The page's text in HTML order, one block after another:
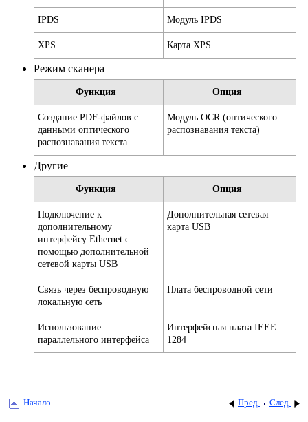
IPDS Модуль IPDS
XPS Карта XPS
Режим сканера
Функция Опция
Создание PDF-файлов с
данными оптического
распознавания текста
Модуль OCR (оптического
распознавания текста)
Другие
Функция Опция
Подключение к
дополнительному
интерфейсу Ethernet с
помощью дополнительной
сетевой карты USB
Дополнительная сетевая
карта USB
Связь через беспроводную
локальную сеть
Плата беспроводной сети
Использование
параллельного интерфейса
Интерфейсная плата IEEE
1284
Начало Пред. След.